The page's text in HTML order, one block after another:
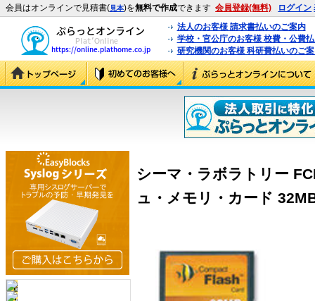
会員はオンラインで見積書(見本)を無料で作成できます 会員登録(無料) ログイン
法人のお客様 請求書払いのご案内
学校・官公庁のお客様 校費・公費
研究機関のお客様 科研費払いのご
シーマ・ラボラトリー
ュ・メモリ・カード